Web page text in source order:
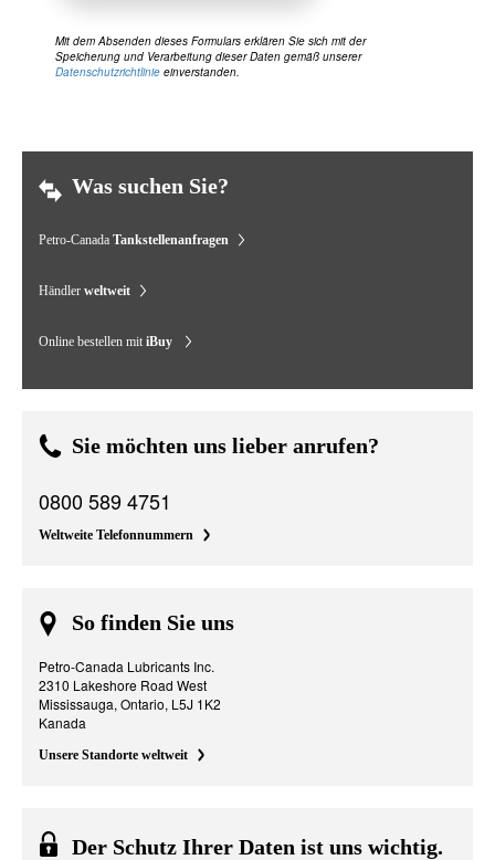
Mit dem Absenden dieses Formulars erklären Sie sich mit der
Speicherung und Verarbeitung dieser Daten gemäß unserer
Datenschutzrichtlinie einverstanden.
Was suchen Sie?
Petro-Canada Tankstellenanfragen
Händler weltweit
Online bestellen mit iBuy
Sie möchten uns lieber anrufen?
0800 589 4751
Weltweite Telefonnummern
So finden Sie uns
Petro-Canada Lubricants Inc.
2310 Lakeshore Road West
Mississauga, Ontario, L5J 1K2
Kanada
Unsere Standorte weltweit
Der Schutz Ihrer Daten ist uns wichtig.